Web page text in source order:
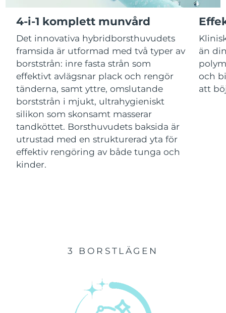
4-i-1 komplett munvård
Det innovativa hybridborsthuvudets
framsida är utformad med två typer av
borststrån: inre fasta strån som
effektivt avlägsnar plack och rengör
tänderna, samt yttre, omslutande
borststrån i mjukt, ultrahygieniskt
silikon som skonsamt masserar
tandköttet. Borsthuvudets baksida är
utrustad med en strukturerad yta för
effektiv rengöring av både tunga och
kinder.
än
och
att
3 BORSTLÄGEN
Jersey Förväntad leverans 13/08/2026
Kazakstan
Kuwait
Förväntad leverans
08/08/2026
Lettland
Förväntad leverans
Libanon
Förväntad leverans
09/08/2026
Litauen
Förväntad leverans
Förväntad leverans